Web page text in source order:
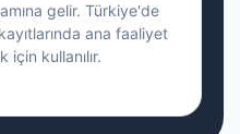
gelir. Türkiye'de
ana faaliyet
için kullanılır.